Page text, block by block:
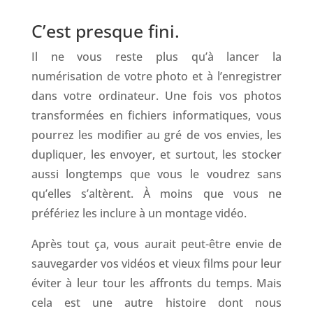
C’est presque fini.
Il ne vous reste plus qu’à lancer la
numérisation de votre photo et à l’enregistrer
dans votre ordinateur. Une fois vos photos
transformées en fichiers informatiques, vous
pourrez les modifier au gré de vos envies, les
dupliquer, les envoyer, et surtout, les stocker
aussi longtemps que vous le voudrez sans
qu’elles s’altèrent. À moins que vous ne
préfériez les inclure à un montagevidéo.
Après tout ça, vous aurait peut-être envie de
sauvegarder vos vidéos et vieux films pour leur
éviter à leur tour les affronts du temps. Mais
cela est une autre histoire dont nous